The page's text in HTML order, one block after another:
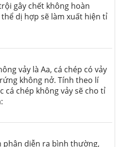
gây chết không hoàn
dị hợp sẽ làm xuất hiện tỉ
vảy là Aa, cá chép có vảy
không nở. Tính theo lí
cá chép không vảy sẽ cho tỉ
phân diễn ra bình thường,